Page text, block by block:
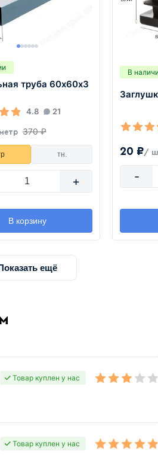
труба 60х60х3
4.8 21
370 ₽
тн.
+
В корзину
В
20 ₽/
-
ещё
Товар куплен у нас
Товар куплен у нас